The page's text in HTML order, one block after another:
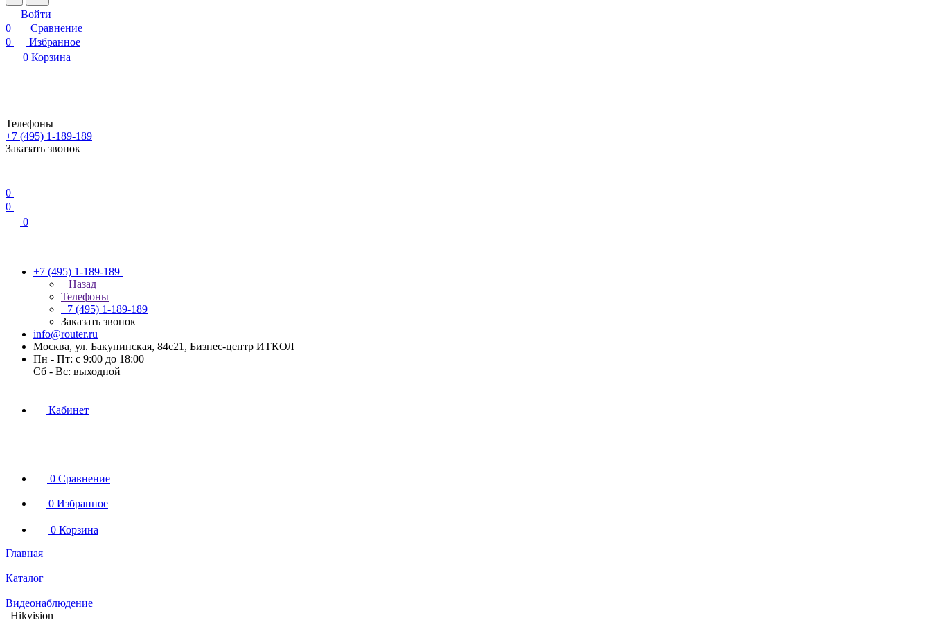
Войти
0
Сравнение
0
Избранное
0 Корзина
Телефоны
+7 (495) 1-189-189
Заказать звонок
0
0
0
+7 (495) 1-189-189
Назад
Телефоны
+7 (495) 1-189-189
Заказать звонок
info@router.ru
Москва, ул. Бакунинская, 84с21, Бизнес-центр ИТКОЛ
Пн - Пт: с 9:00 до 18:00
Cб - Вс: выходной
Кабинет
0 Сравнение
0 Избранное
0 Корзина
Главная
Каталог
Видеонаблюдение
Hikvision